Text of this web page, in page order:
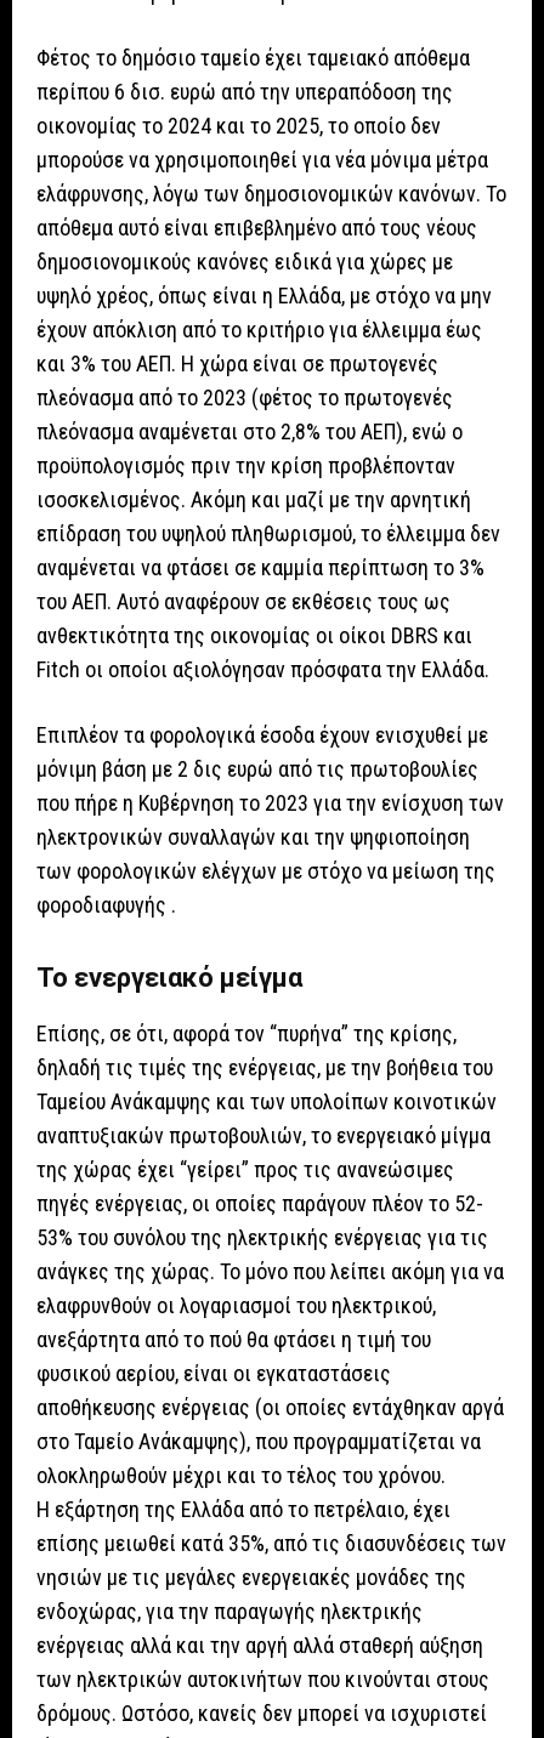
Φέτος το δημόσιο ταμείο έχει ταμειακό απόθεμα
περίπου 6 δισ. ευρώ από την υπεραπόδοση της
οικονομίας το 2024 και το 2025, το οποίο δεν
μπορούσε να χρησιμοποιηθεί για νέα μόνιμα μέτρα
ελάφρυνσης, λόγω των δημοσιονομικών κανόνων. Το
απόθεμα αυτό είναι επιβεβλημένο από τους νέους
δημοσιονομικούς κανόνες ειδικά για χώρες με
υψηλό χρέος, όπως είναι η Ελλάδα, με στόχο να μην
έχουν απόκλιση από το κριτήριο για έλλειμμα έως
και 3% του ΑΕΠ. Η χώρα είναι σε πρωτογενές
πλεόνασμα από το 2023 (φέτος το πρωτογενές
πλεόνασμα αναμένεται στο 2,8% του ΑΕΠ), ενώ ο
προϋπολογισμός πριν την κρίση προβλέπονταν
ισοσκελισμένος. Ακόμη και μαζί με την αρνητική
επίδραση του υψηλού πληθωρισμού, το έλλειμμα δεν
αναμένεται να φτάσει σε καμμία περίπτωση το 3%
του ΑΕΠ. Αυτό αναφέρουν σε εκθέσεις τους ως
ανθεκτικότητα της οικονομίας οι οίκοι DBRS και
Fitch οι οποίοι αξιολόγησαν πρόσφατα την Ελλάδα.
Επιπλέον τα φορολογικά έσοδα έχουν ενισχυθεί με
μόνιμη βάση με 2 δις ευρώ από τις πρωτοβουλίες
που πήρε η Κυβέρνηση το 2023 για την ενίσχυση των
ηλεκτρονικών συναλλαγών και την ψηφιοποίηση
των φορολογικών ελέγχων με στόχο να μείωση της
φοροδιαφυγής .
Το ενεργειακό μείγμα
Επίσης, σε ότι, αφορά τον “πυρήνα” της κρίσης,
δηλαδή τις τιμές της ενέργειας, με την βοήθεια του
Ταμείου Ανάκαμψης και των υπολοίπων κοινοτικών
αναπτυξιακών πρωτοβουλιών, το ενεργειακό μίγμα
της χώρας έχει “γείρει” προς τις ανανεώσιμες
πηγές ενέργειας, οι οποίες παράγουν πλέον το 52-
53% του συνόλου της ηλεκτρικής ενέργειας για τις
ανάγκες της χώρας. Το μόνο που λείπει ακόμη για να
ελαφρυνθούν οι λογαριασμοί του ηλεκτρικού,
ανεξάρτητα από το πού θα φτάσει η τιμή του
φυσικού αερίου, είναι οι εγκαταστάσεις
αποθήκευσης ενέργειας (οι οποίες εντάχθηκαν αργά
στο Ταμείο Ανάκαμψης), που προγραμματίζεται να
ολοκληρωθούν μέχρι και το τέλος του χρόνου.
Η εξάρτηση της Ελλάδα από το πετρέλαιο, έχει
επίσης μειωθεί κατά 35%, από τις διασυνδέσεις των
νησιών με τις μεγάλες ενεργειακές μονάδες της
ενδοχώρας, για την παραγωγής ηλεκτρικής
ενέργειας αλλά και την αργή αλλά σταθερή αύξηση
των ηλεκτρικών αυτοκινήτων που κινούνται στους
δρόμους. Ωστόσο, κανείς δεν μπορεί να ισχυριστεί